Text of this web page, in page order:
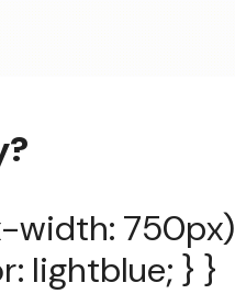
width: 750px)
lightblue; } }